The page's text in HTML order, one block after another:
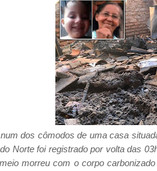
dos cômodos de uma casa
Norte foi registrado por volta das
morreu com o corpo